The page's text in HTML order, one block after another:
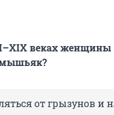
веках женщины
мышьяк?
от грызунов и